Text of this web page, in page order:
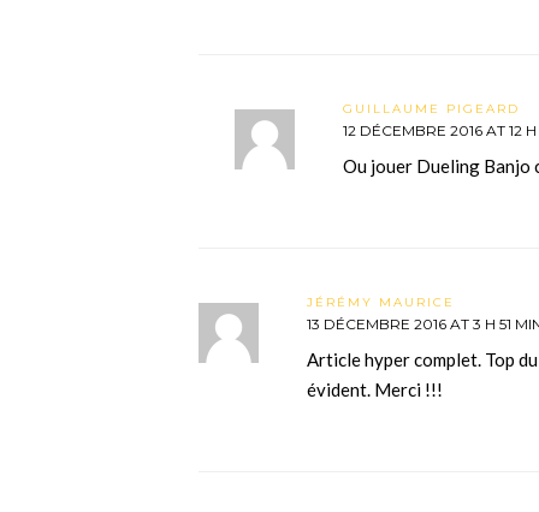
GUILLAUME PIGEARD
12 DÉCEMBRE 2016 AT 12
Ou jouer Dueling Banjo
JÉRÉMY MAURICE
13 DÉCEMBRE 2016 AT 3 H 51
Article hyper complet. Top
évident. Merci !!!